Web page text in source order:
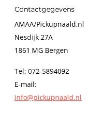
Contactgegevens
AMAA/Pickupnaald.nl
Nesdijk 27A
1861 MG Bergen
Tel: 072-5894092
E-mail:
info@pickupnaald.nl